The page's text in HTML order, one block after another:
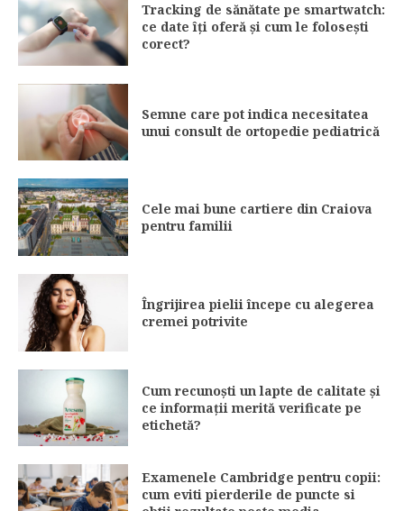
Tracking de sănătate pe smartwatch:
ce date îți oferă și cum le folosești
corect?
Semne care pot indica necesitatea
unui consult de ortopedie pediatrică
Cele mai bune cartiere din Craiova
pentru familii
Îngrijirea pielii începe cu alegerea
cremei potrivite
Cum recunoști un lapte de calitate și
ce informații merită verificate pe
etichetă?
Examenele Cambridge pentru copii:
cum eviti pierderile de puncte si